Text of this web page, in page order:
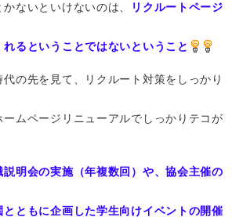
ないといけないのは、
リクルートページ
るということではないということ
の先を見て、リクルート対策をしっかり
ームページリニューアルでしっかりテコが
説明会の実施（年複数回）や、協会主催の
ともに企画した学生向けイベントの開催